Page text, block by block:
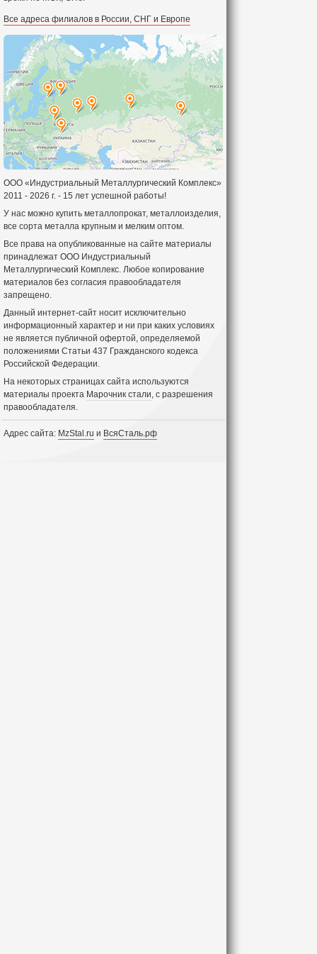
Все адреса филиалов в России, СНГ и Европе
ООО «Индустриальный Металлургический Комплекс»
2011 - 2026 г. - 15 лет успешной работы!
У нас можно купить металлопрокат, металлоизделия,
все сорта металла крупным и мелким оптом.
Все права на опубликованные на сайте материалы
принадлежат ООО Индустриальный
Металлургический Комплекс. Любое копирование
материалов без согласия правообладателя
запрещено.
Данный интернет-сайт носит исключительно
информационный характер и ни при каких условиях
не является публичной офертой, определяемой
положениями Статьи 437 Гражданского кодекса
Российской Федерации.
На некоторых страницах сайта используются
материалы проекта Марочник стали , с разрешения
правообладателя.
Адрес сайта: MzStal.ru и ВсяСталь.рф